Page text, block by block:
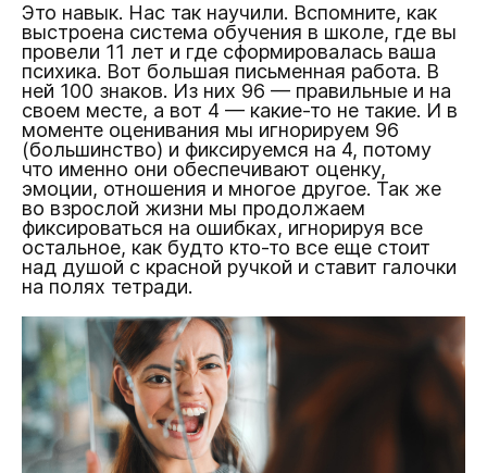
Это навык. Нас так научили. Вспомните, как
выстроена система обучения в школе, где вы
провели 11 лет и где сформировалась ваша
психика. Вот большая письменная работа. В
ней 100 знаков. Из них 96 — правильные и на
своем месте, а вот 4 — какие-то не такие. И в
моменте оценивания мы игнорируем 96
(большинство) и фиксируемся на 4, потому
что именно они обеспечивают оценку,
эмоции, отношения и многое другое. Так же
во взрослой жизни мы продолжаем
фиксироваться на ошибках, игнорируя все
остальное, как будто кто-то все еще стоит
над душой с красной ручкой и ставит галочки
на полях тетради.